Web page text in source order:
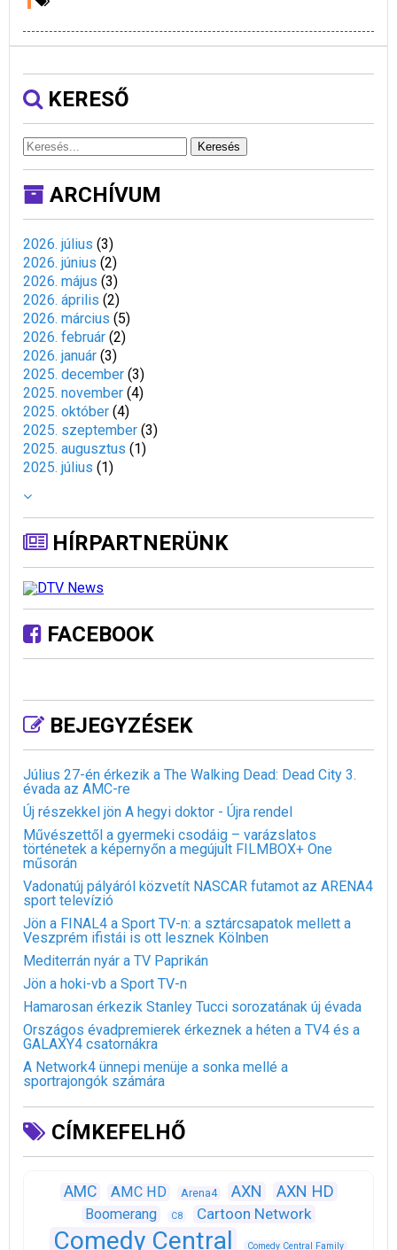
KERESŐ
Keresés
ARCHÍVUM
2026. július (3)
2026. június (2)
2026. május (3)
2026. április (2)
2026. március (5)
2026. február (2)
2026. január (3)
2025. december (3)
2025. november (4)
2025. október (4)
2025. szeptember (3)
2025. augusztus (1)
2025. július (1)
HÍRPARTNERÜNK
FACEBOOK
BEJEGYZÉSEK
Július 27-én érkezik a The Walking Dead: Dead City 3.
évada az AMC-re
Új részekkel jön A hegyi doktor - Újra rendel
Művészettől a gyermeki csodáig – varázslatos
történetek a képernyőn a megújult FILMBOX+ One
műsorán
Vadonatúj pályáról közvetít NASCAR futamot az ARENA4
sport televízió
Jön a FINAL4 a Sport TV-n: a sztárcsapatok mellett a
Veszprém ifistái is ott lesznek Kölnben
Mediterrán nyár a TV Paprikán
Jön a hoki-vb a Sport TV-n
Hamarosan érkezik Stanley Tucci sorozatának új évada
Országos évadpremierek érkeznek a héten a TV4 és a
GALAXY4 csatornákra
A Network4 ünnepi menüje a sonka mellé a
sportrajongók számára
CÍMKEFELHŐ
AMC AMC HD Arena4 AXN AXN HD
Boomerang C8 Cartoon Network
Comedy Central Comedy Central Family